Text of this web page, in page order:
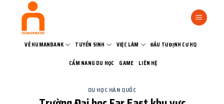
VỀ HUMANBANK TUYỂN SINH VIỆC LÀM ĐẦU TƯ ĐỊNH CƯ HQ
CẨM NANG DU HỌC GAME LIÊN HỆ
DU HỌC HÀN QUỐC